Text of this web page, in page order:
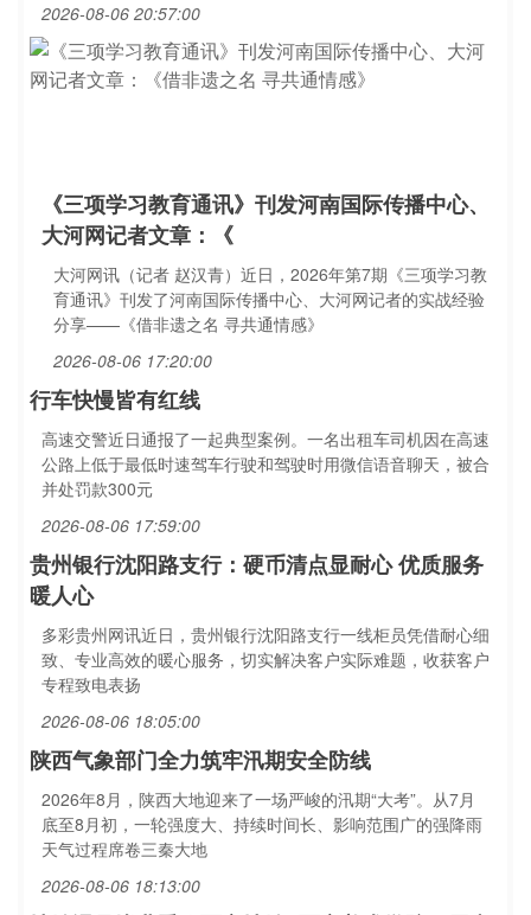
2026-08-06 20:57:00
《三项学习教育通讯》刊发河南国际传播中心、
大河网记者文章：《
大河网讯（记者 赵汉青）近日，2026年第7期《三项学习教
育通讯》刊发了河南国际传播中心、大河网记者的实战经验
分享——《借非遗之名 寻共通情感》
2026-08-06 17:20:00
行车快慢皆有红线
高速交警近日通报了一起典型案例。一名出租车司机因在高速
公路上低于最低时速驾车行驶和驾驶时用微信语音聊天，被合
并处罚款300元
2026-08-06 17:59:00
贵州银行沈阳路支行：硬币清点显耐心 优质服务
暖人心
多彩贵州网讯近日，贵州银行沈阳路支行一线柜员凭借耐心细
致、专业高效的暖心服务，切实解决客户实际难题，收获客户
专程致电表扬
2026-08-06 18:05:00
陕西气象部门全力筑牢汛期安全防线
2026年8月，陕西大地迎来了一场严峻的汛期“大考”。从7月
底至8月初，一轮强度大、持续时间长、影响范围广的强降雨
天气过程席卷三秦大地
2026-08-06 18:13:00